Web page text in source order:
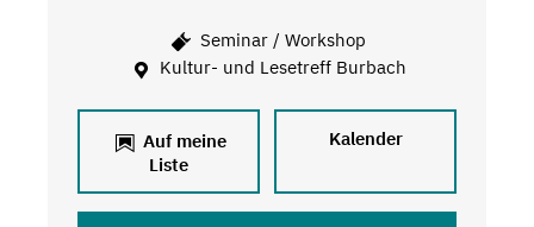
Seminar / Workshop
Kultur- und Lesetreff Burbach
Auf meine
Liste
Kalender